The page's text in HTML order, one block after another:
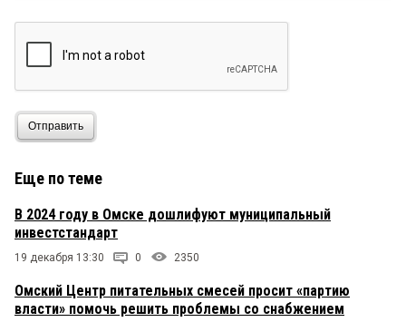
Отправить
Еще по теме
В 2024 году в Омске дошлифуют муниципальный
инвестстандарт
19 декабря 13:30 0 2350
Омский Центр питательных смесей просит «партию
власти» помочь решить проблемы со снабжением